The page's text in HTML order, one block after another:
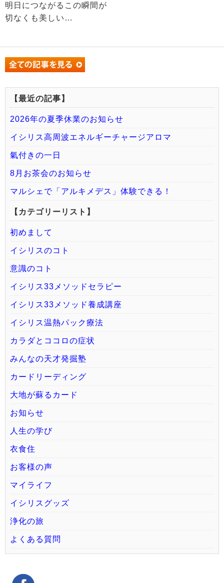
明日につながるこの瞬間が
切なくも美しい…
【最近の記事】
2026年の夏季休業のお知らせ
イシリス高周波エネルギーチャージアロマ
氣付きの一日
8月お茶会のお知らせ
マルシェで「アルキメデス」体験できる！
【カテゴリーリスト】
初めまして
イシリスのコト
意識のコト
イシリス33メソッドセラピー
イシリス33メソッド養成講座
イシリス温熱パック療法
カラダとココロの症状
みんなの天才発掘塾
カードリーディング
大地が蘇るカード
お知らせ
人生の学び
衣食住
お客様の声
マイライフ
イシリスグッズ
浄化の旅
よくある質問